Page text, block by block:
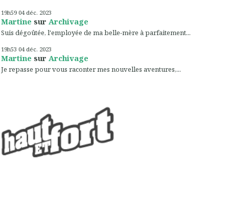
19h59 04 déc. 2023
Martine sur Archivage
Suis dégoûtée, l'employée de ma belle-mère à parfaitement...
19h53 04 déc. 2023
Martine sur Archivage
Je repasse pour vous raconter mes nouvelles aventures,...